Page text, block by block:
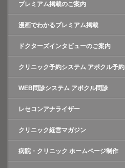
プレミアム掲載のご案内
漫画でわかるプレミアム掲載
ドクターズインタビューのご案内
クリニック予約システム アポクル予約
WEB問診システム アポクル問診
レセコンアナライザー
クリニック経営マガジン
病院・クリニック ホームページ制作